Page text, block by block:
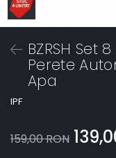
BZRSH Set
Perete
Apa
IPF
159,00 RON